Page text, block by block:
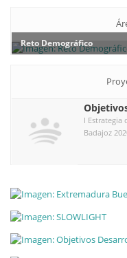
Reto Demográfico
I Estrategia
Badajoz